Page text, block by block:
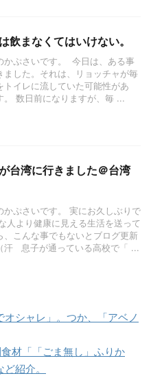
飲まなくてはいけない。
かぷさいです。 今日は、ある事
ました。それは、リョッチャが毎
トイレに流していた可能性があ
。 数日前になりますが、毎 ...
台湾に行きました＠台湾
かぷさいです。 実にお久しぶりで
人より健康に見える生活を送って
、こんな事でもないとブログ更新
汗 息子が通っている高校で「 ...
シャレ」。つか、「アベノ
材「「ごま無し」ふりか
紹介。